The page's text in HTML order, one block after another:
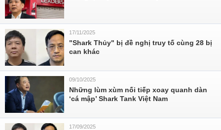
17/11/2025
"Shark Thủy" bị đề nghị truy tố cùng 28 bị
can khác
09/10/2025
Những lùm xùm nối tiếp xoay quanh dàn
‘cá mập’ Shark Tank Việt Nam
17/09/2025